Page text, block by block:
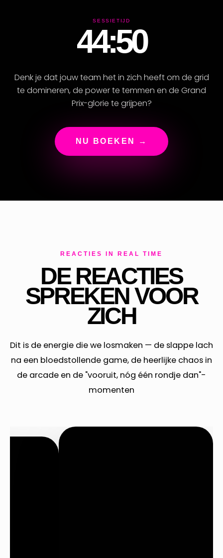
SESSIETIJD
44:49
Denk je dat jouw team het in zich heeft om de grid
te domineren, de power te temmen en de Grand
Prix-glorie te grijpen?
NU BOEKEN →
REACTIES IN REAL TIME
DE REACTIES
SPREKEN VOOR
ZICH
Dit is de energie die we losmaken — de slappe lach
na een bloedstollende game, de heerlijke chaos in
de arcade en de "vooruit, nóg één rondje dan"-
momenten